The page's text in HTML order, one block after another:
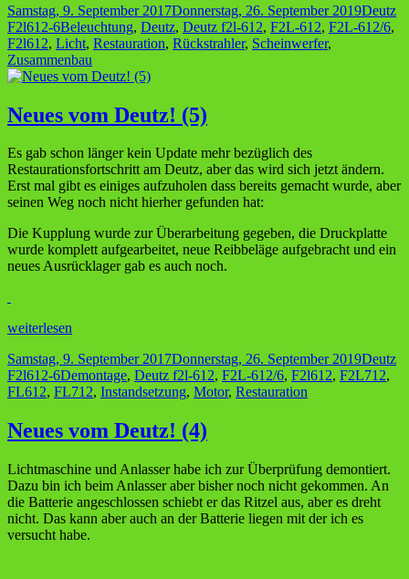
Deutz!
(6)
Veröffentlicht
am
Samstag, 9. September 2017Donnerstag, 26. September 2019Deutz
F2l612-6Schlagwörter
Beleuchtung, Deutz, Deutz f2l-612, F2L-612, F2L-612/6,
F2l612, Licht, Restauration, Rückstrahler, Scheinwerfer,
Zusammenbau
Neues vom Deutz! (5)
Es gab schon länger kein Update mehr bezüglich des
Restaurationsfortschritt am Deutz, aber das wird sich jetzt ändern.
Erst mal gibt es einiges aufzuholen dass bereits gemacht wurde, aber
seinen Weg noch nicht hierher gefunden hat:
Die Kupplung wurde zur Überarbeitung gegeben, die Druckplatte
wurde komplett aufgearbeitet, neue Reibbeläge aufgebracht und ein
neues Ausrücklager gab es auch noch.
Neues
Deutz!
(5)
weiterlesen
Veröffentlicht
am
Samstag, 9. September 2017Donnerstag, 26. September 2019Deutz
F2l612-6Schlagwörter
Demontage, Deutz f2l-612, F2L-612/6, F2l612, F2L712,
FL612, FL712, Instandsetzung, Motor, Restauration
Neues vom Deutz! (4)
Lichtmaschine und Anlasser habe ich zur Überprüfung demontiert.
Dazu bin ich beim Anlasser aber bisher noch nicht gekommen. An
die Batterie angeschlossen schiebt er das Ritzel aus, aber es dreht
nicht. Das kann aber auch an der Batterie liegen mit der ich es
versucht habe.